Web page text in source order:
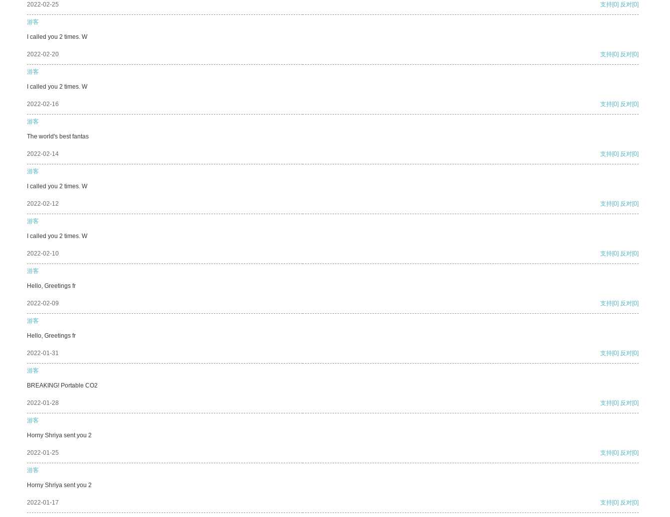
2022-02-25 支持[0] 反对[0]
游客
I called you 2 times. W
2022-02-20 支持[0] 反对[0]
游客
I called you 2 times. W
2022-02-16 支持[0] 反对[0]
游客
The world's best fantas
2022-02-14 支持[0] 反对[0]
游客
I called you 2 times. W
2022-02-12 支持[0] 反对[0]
游客
I called you 2 times. W
2022-02-10 支持[0] 反对[0]
游客
Hello, Greetings fr
2022-02-09 支持[0] 反对[0]
游客
Hello, Greetings fr
2022-01-31 支持[0] 反对[0]
游客
BREAKING! Portable CO2
2022-01-28 支持[0] 反对[0]
游客
Horny Shriya sent you 2
2022-01-25 支持[0] 反对[0]
游客
Horny Shriya sent you 2
2022-01-17 支持[0] 反对[0]